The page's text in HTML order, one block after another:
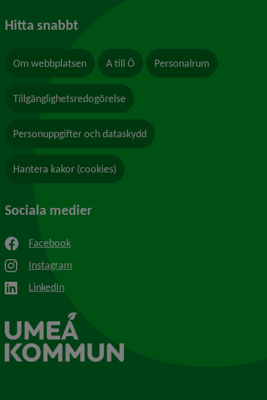
Hitta snabbt
Om webbplatsen A till Ö Personalrum
Tillgänglighetsredogörelse
Personuppgifter och dataskydd
Hantera kakor (cookies)
Sociala medier
Facebook
Instagram
LinkedIn